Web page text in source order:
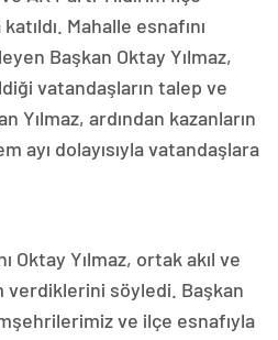
Mahalle esnafını
Başkan Oktay Yılmaz,
vatandaşların talep ve
Yılmaz, ardından kazanların
ayı dolayısıyla vatandaşlara
Oktay Yılmaz, ortak akıl ve
söyledi. Başkan
ve ilçe esnafıyla